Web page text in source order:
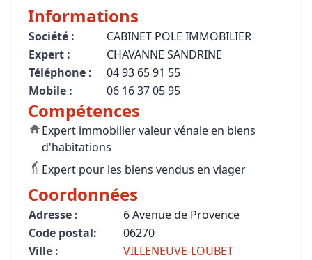
Informations
Société :
CABINET POLE IMMOBILIER
Expert :
CHAVANNE SANDRINE
Téléphone :
04 93 65 91 55
Mobile :
06 16 37 05 95
Compétences
Expert immobilier valeur vénale en biens
d'habitations
Expert pour les biens vendus en viager
Coordonnées
Adresse :
6 Avenue de Provence
Code postal:
06270
Ville :
VILLENEUVE-LOUBET